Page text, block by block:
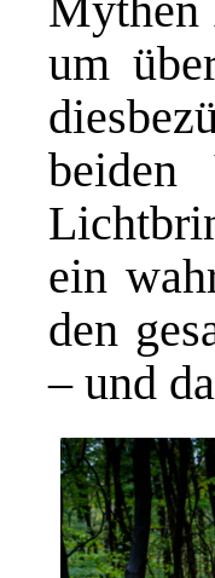
um
ein
den
– und